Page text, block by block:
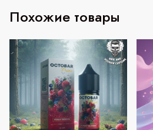
Похожие товары